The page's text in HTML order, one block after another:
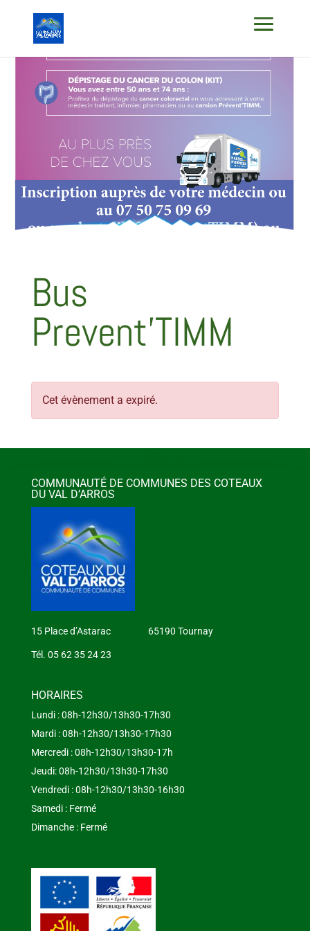
Bus
Prevent’TIMM
Bus
Prevent’TIMM
Cet évènement a expiré.
COMMUNAUTÉ DE COMMUNES DES COTEAUX
DU VAL D’ARROS
15 Place d’Astarac 65190 Tournay
Tél. 05 62 35 24 23
HORAIRES
Lundi : 08h-12h30/13h30-17h30
Mardi : 08h-12h30/13h30-17h30
Mercredi : 08h-12h30/13h30-17h
Jeudi: 08h-12h30/13h30-17h30
Vendredi : 08h-12h30/13h30-16h30
Samedi : Fermé
Dimanche : Fermé